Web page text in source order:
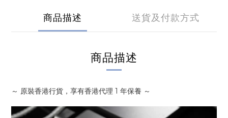
商品描述 送貨及付款方式
商品描述
～ 原裝香港行貨， 享有香港代理 1 年保養 ～